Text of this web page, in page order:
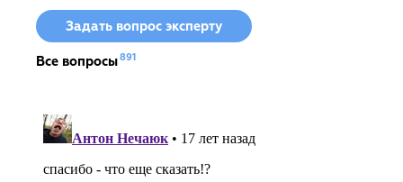
Задать вопрос эксперту
Все вопросы891